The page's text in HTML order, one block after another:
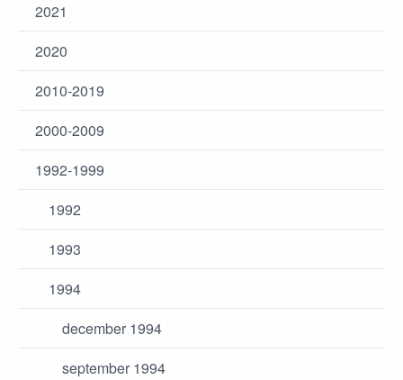
2021
2020
2010-2019
2000-2009
1992-1999
1992
1993
1994
december 1994
september 1994